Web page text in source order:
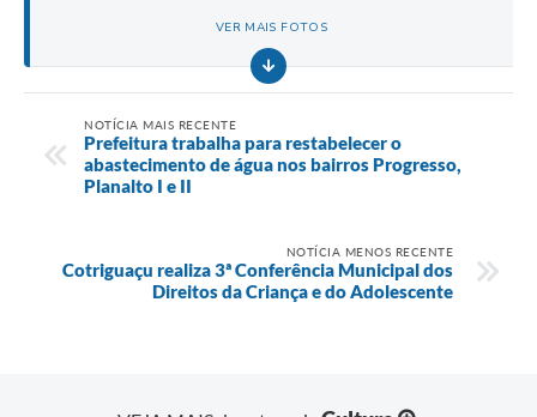
VER MAIS FOTOS
NOTÍCIA MAIS RECENTE
Prefeitura trabalha para restabelecer o
abastecimento de água nos bairros Progresso,
Planalto I e II
NOTÍCIA MENOS RECENTE
Cotriguaçu realiza 3ª Conferência Municipal dos
Direitos da Criança e do Adolescente